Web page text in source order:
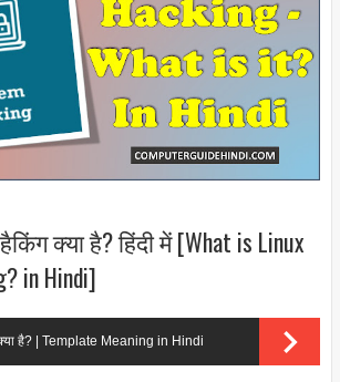
क्या है? हिंदी में [What is Linux
in Hindi]
है? | Template Meaning in Hindi